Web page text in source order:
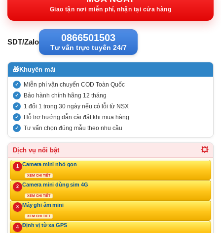
Giao tận nơi miễn phí, nhận tại cửa hàng
SDT/Zalo 0866501503
Tư vấn trực tuyến 24/7
🎁Khuyến mãi
Miễn phí vận chuyển COD Toàn Quốc
Bảo hành chính hãng 12 tháng
1 đổi 1 trong 30 ngày nếu có lỗi từ NSX
Hỗ trợ hướng dẫn cài đặt khi mua hàng
Tư vấn chọn đúng mẫu theo nhu cầu
Dịch vụ nổi bật 💥
1 Camera mini nhỏ gọn
XEM CHI TIẾT
2 Camera mini dùng sim 4G
XEM CHI TIẾT
3 Máy ghi âm mini
XEM CHI TIẾT
4 Định vị từ xa GPS